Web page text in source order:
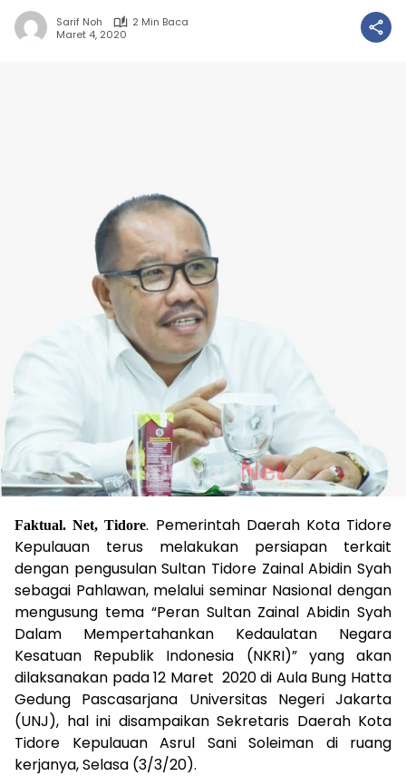
Sarif Noh
2 Min Baca
Maret 4, 2020
Faktual. Net, Tidore. Pemerintah Daerah Kota Tidore
Kepulauan terus melakukan persiapan terkait
dengan pengusulan Sultan Tidore Zainal Abidin Syah
sebagai Pahlawan, melalui seminar Nasional dengan
mengusung tema “Peran Sultan Zainal Abidin Syah
Dalam Mempertahankan Kedaulatan Negara
Kesatuan Republik Indonesia (NKRI)” yang akan
dilaksanakan pada 12 Maret 2020 di Aula Bung Hatta
Gedung Pascasarjana Universitas Negeri Jakarta
(UNJ), hal ini disampaikan Sekretaris Daerah Kota
Tidore Kepulauan Asrul Sani Soleiman di ruang
kerjanya, Selasa (3/3/20).